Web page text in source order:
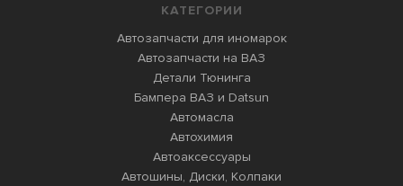
КАТЕГОРИИ
Автозапчасти для иномарок
Автозапчасти на ВАЗ
Детали Тюнинга
Бампера ВАЗ и Datsun
Автомасла
Автохимия
Автоаксессуары
Автошины, Диски, Колпаки